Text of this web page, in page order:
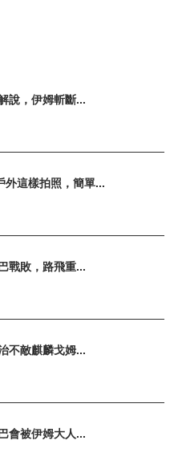
說，伊姆斬斷...
外這樣拍照，簡單...
戰敗，路飛重...
不敵麒麟戈姆...
會被伊姆大人...